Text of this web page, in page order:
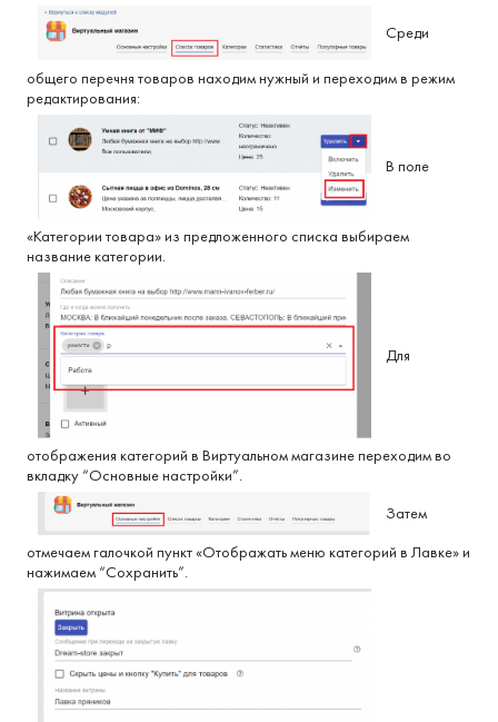
Среди
общего перечня товаров находим нужный и переходим в режим
редактирования:
В поле
«Категории товара» из предложенного списка выбираем
название категории.
Для
отображения категорий в Виртуальном магазине переходим во
вкладку “Основные настройки”.
Затем
отмечаем галочкой пункт «Отображать меню категорий в Лавке» и
нажимаем “Сохранить”.